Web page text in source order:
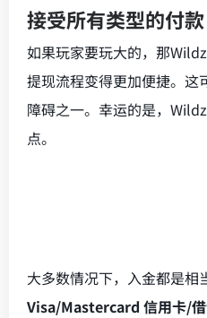
接受所有类型的付款
如果玩家要玩大的，那
提现流程变得更加便捷。这
障碍之一。幸运的是，
点。
大多数情况下，入金都是相
Visa/Mastercard 信用卡/